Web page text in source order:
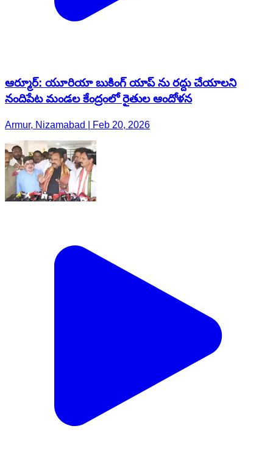
ఆర్మూర్: యూరియా బుకింగ్ యాప్ ను రద్దు చేయాలని
నందిపేట మండల కేంద్రంలో రైతుల ఆందోళన
Armur, Nizamabad | Feb 20, 2026